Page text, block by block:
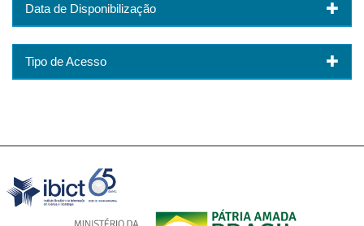
Data de Disponibilização
Tipo de Acesso